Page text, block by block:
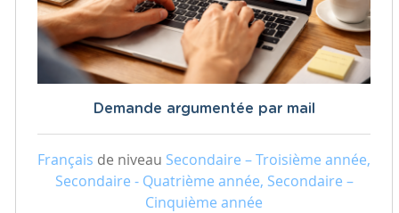
Demande argumentée par mail
Français de niveau Secondaire – Troisième année,
Secondaire - Quatrième année, Secondaire –
Cinquième année